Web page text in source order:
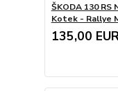
ŠKODA 130 RS
Kotek - Rallye
135,00